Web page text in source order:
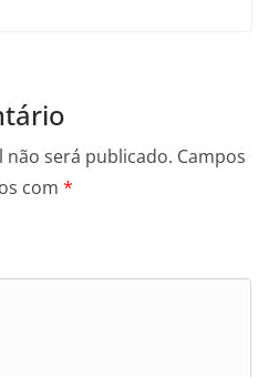
não será publicado. Campos
com *